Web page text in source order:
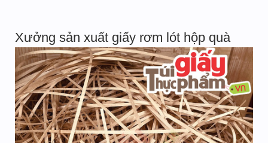
Xưởng sản xuất giấy rơm lót hộp quà